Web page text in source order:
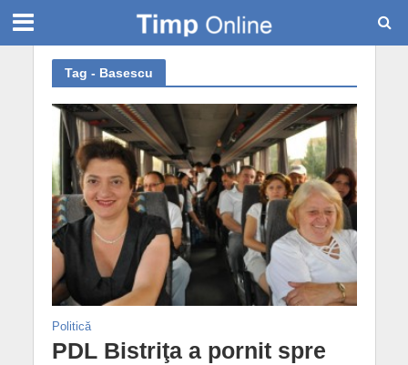
Tag - Basescu
Politică
PDL Bistriţa a pornit spre